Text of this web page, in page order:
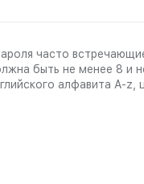
часто
быть не менее 8 и
алфавита A-